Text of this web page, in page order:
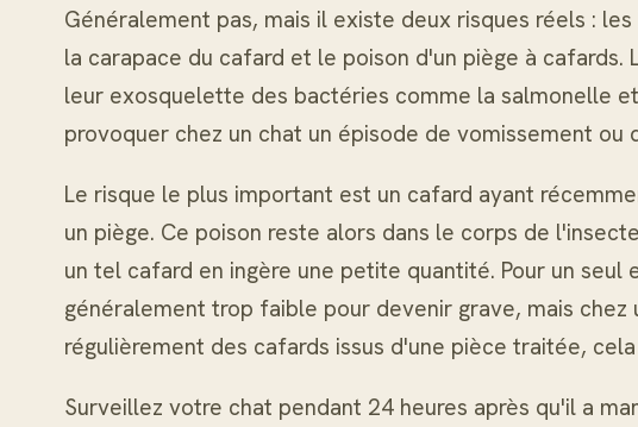
Généralement pas, mais il existe deux risques réels :
la carapace du cafard et le poison d'un piège à cafards.
leur exosquelette des bactéries comme la salmonelle
provoquer chez un chat un épisode de vomissement ou
Le risque le plus important est un cafard ayant
un piège. Ce poison reste alors dans le corps de
un tel cafard en ingère une petite quantité. Pour un seul
généralement trop faible pour devenir grave, mais chez
régulièrement des cafards issus d'une pièce traitée,
Surveillez votre chat pendant 24 heures après qu'il a